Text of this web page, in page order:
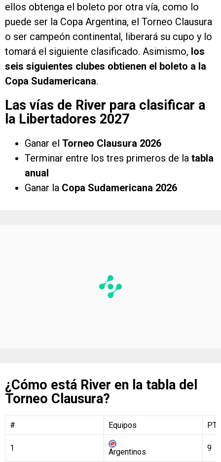
ellos obtenga el boleto por otra vía, como lo
puede ser la Copa Argentina, el Torneo Clausura
o ser campeón continental, liberará su cupo y lo
tomará el siguiente clasificado. Asimismo, los
seis siguientes clubes obtienen el boleto a la
Copa Sudamericana.
Las vías de River para clasificar a
la Libertadores 2027
Ganar el Torneo Clausura 2026
Terminar entre los tres primeros de la tabla
anual
Ganar la Copa Sudamericana 2026
¿Cómo está River en la tabla del
Torneo Clausura?
# Equipos
1 Argentinos 9